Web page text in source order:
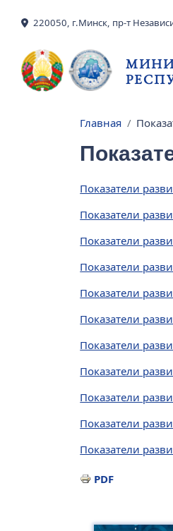
220050, г.Минск, пр-т
Строка
Главная
Показатели
Показатели
Показатели
Показатели
Показатели
Показатели
Показатели
Показатели
Показатели
Показатели
Показатели
PDF